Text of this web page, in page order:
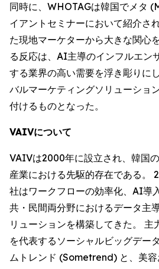
同時に、WHOTAGは韓国でメタ
イアントセミナーにおいて紹介さ
た現地マーケターから大きな関心
る反応は、AI主導のインフルエン
する業界の高い需要を浮き彫りに
バルマーケティングソリューショ
付けるものとなった。
VAIVについて
VAIVは2000年に設立され、韓国
産業における先駆的存在である。
社はワークフローの効率化、AI導
共・民間両分野におけるデータ主
リューションを構築してきた。 主
を代表するソーシャルビッグデー
ムトレンド (Sometrend) と、美